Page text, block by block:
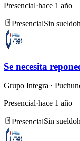
Presencial·hace 1 año
PresencialSin sueldo
Se necesita
Grupo Integra ·
Presencial·hace 1 año
PresencialSin sueldo